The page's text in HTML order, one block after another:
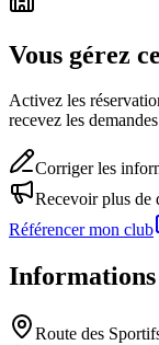
Vous gérez
Activez les
recevez les
Corriger les
Recevoir plus de
Référencer mon club
Route des